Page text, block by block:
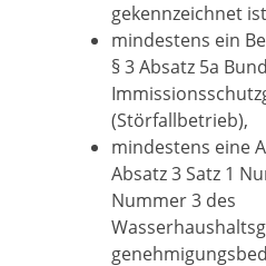
gekennzeichnet
mindestens ein
§ 3 Absatz 5a
(Störfallbetrieb),
mindestens eine
Absatz 3 Satz 1
Nummer 3 des